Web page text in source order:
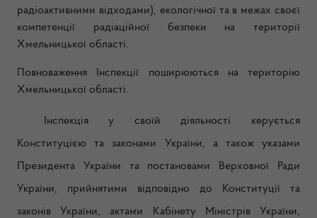
радіоактивними відходами), екологічної та в межах своєї
компетенції радіаційної безпеки на території
Хмельницької області.
Повноваження Інспекції поширюються на територію
Хмельницької області.
Інспекція у своїй діяльності керується
Конституцією та законами України, а також указами
Президента України та постановами Верховної Ради
України, прийнятими відповідно до Конституції та
законів України, актами Кабінету Міністрів України,